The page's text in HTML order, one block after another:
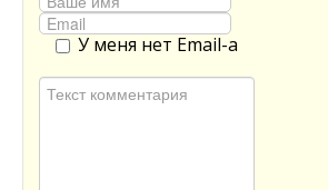
У меня нет Email-а